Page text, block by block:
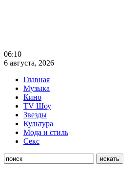
06:10
6 августа, 2026
Главная
Музыка
Кино
TV Шоу
Звезды
Культура
Мода и стиль
Секс